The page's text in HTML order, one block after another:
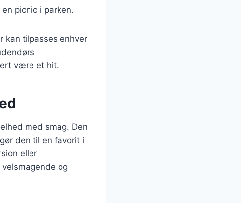
picnic i parken.
kan tilpasses enhver
være et hit.
med smag. Den
den til en favorit i
eller
og